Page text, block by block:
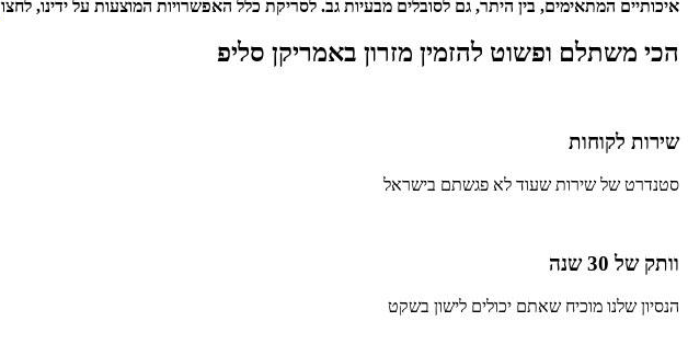
איכותיים המתאימים, בין היתר, גם לסובלים מבעיות גב. לסריקת כלל האפשרויות המוצעות על ידינו, לחצו
הכי משתלם ופשוט להזמין מזרון באמריקן סליפ
שירות לקוחות
סטנדרט של שירות שעוד לא פגשתם בישראל
וותק של 30 שנה
הנסיון שלנו מוכיח שאתם יכולים לישון בשקט